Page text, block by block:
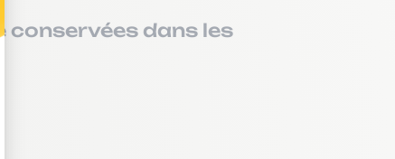
conservées dans les